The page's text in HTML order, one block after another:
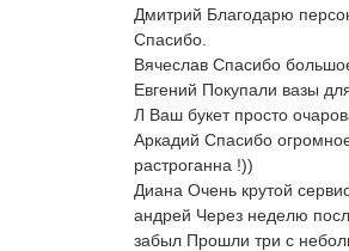
Дмитрий Благодарю
Спасибо.
Вячеслав Спасибо
Евгений Покупали вазы
Л Ваш букет просто
Аркадий Спасибо
растроганна !))
Диана Очень крутой
андрей Через неделю
забыл Прошли три с